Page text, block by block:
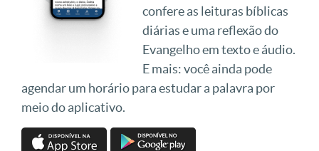
confere as leituras bíblicas
diárias e uma reflexão do
Evangelho em texto e áudio.
E mais: você ainda pode
agendar um horário para estudar a palavra por
meio do aplicativo.